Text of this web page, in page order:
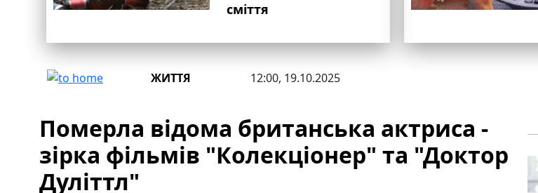
сміття
ЖИТТЯ 12:00, 19.10.2025
Померла відома британська актриса -
зірка фільмів "Колекціонер" та "Доктор
Дуліттл"